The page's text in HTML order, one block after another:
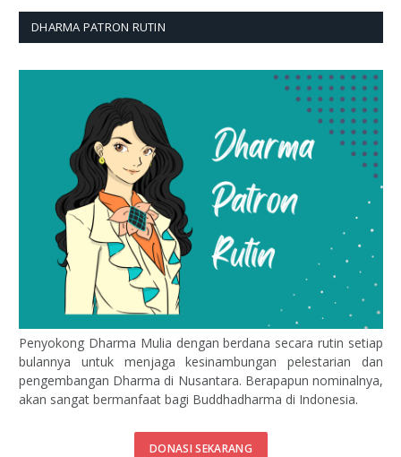
DHARMA PATRON RUTIN
Penyokong Dharma Mulia dengan berdana secara rutin setiap
bulannya untuk menjaga kesinambungan pelestarian dan
pengembangan Dharma di Nusantara. Berapapun nominalnya,
akan sangat bermanfaat bagi Buddhadharma di Indonesia.
DONASI SEKARANG